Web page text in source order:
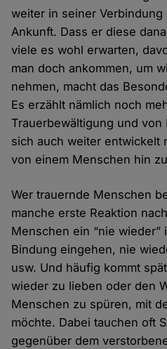
weiter in seiner
Ankunft. Dass er diese
viele es wohl erwarten,
man doch ankommen, um
nehmen, macht das
Es erzählt nämlich noch
Trauerbewältigung und
sich auch weiter entwickelt
von einem Menschen hin
Wer trauernde Menschen
manche erste Reaktion
Menschen ein “nie
Bindung eingehen, nie
usw. Und häufig kommt
wieder zu lieben oder den
Menschen zu spüren, mit
möchte. Dabei tauchen oft
gegenüber dem